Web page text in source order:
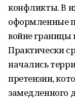
конфликты. В
оформленные
войне границы
Практически
начались
претензии,
замедленного